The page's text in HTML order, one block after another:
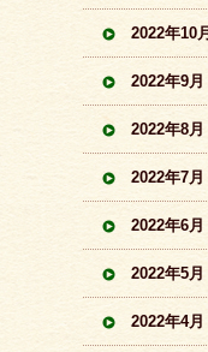
2022年10月
2022年9月
2022年8月
2022年7月
2022年6月
2022年5月
2022年4月